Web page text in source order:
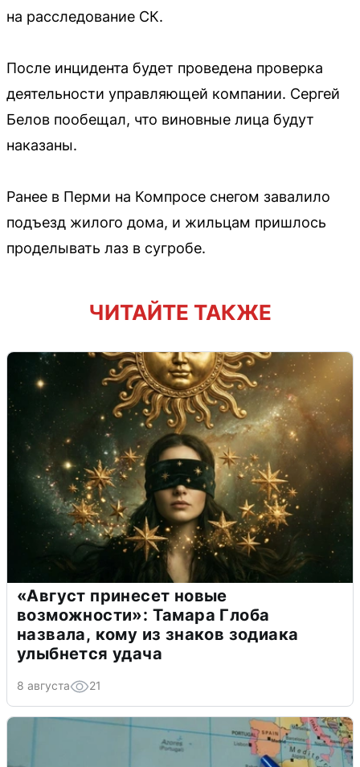
на расследование СК.
После инцидента будет проведена проверка
деятельности управляющей компании. Сергей
Белов пообещал, что виновные лица будут
наказаны.
Ранее в Перми на Компросе снегом завалило
подъезд жилого дома, и жильцам пришлось
проделывать лаз в сугробе.
ЧИТАЙТЕ ТАКЖЕ
«Август принесет новые
возможности»: Тамара Глоба
назвала, кому из знаков зодиака
улыбнется удача
8 августа 21